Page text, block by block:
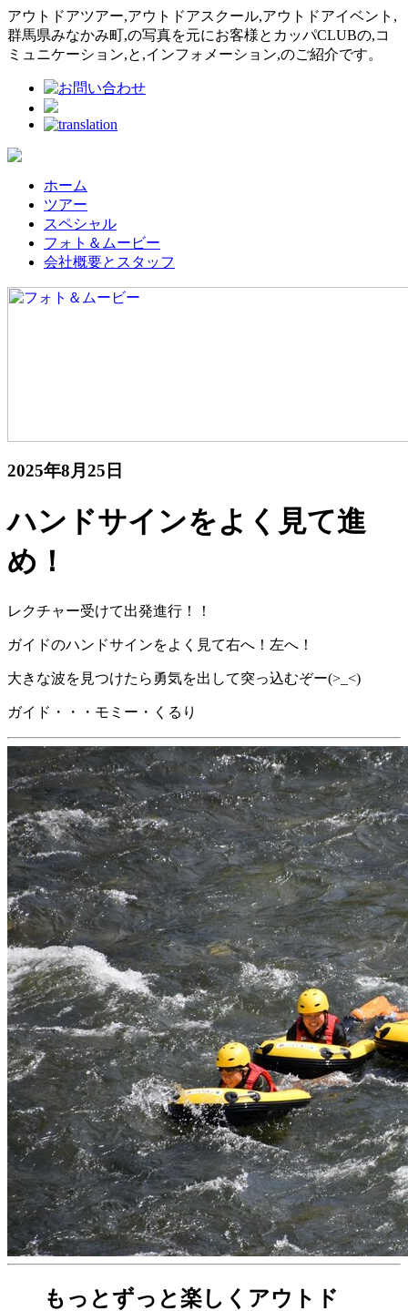
アウトドアツアー,アウトドアスクール,アウトドアイベント,
群馬県みなかみ町,の写真を元にお客様とカッパCLUBの,コ
ミュニケーション,と,インフォメーション,のご紹介です。
ホーム
ツアー
スペシャル
フォト＆ムービー
会社概要とスタッフ
2025年8月25日
ハンドサインをよく見て進
め！
レクチャー受けて出発進行！！
ガイドのハンドサインをよく見て右へ！左へ！
大きな波を見つけたら勇気を出して突っ込むぞー(>_<)
ガイド・・・モミー・くるり
もっとずっと楽しくアウトド